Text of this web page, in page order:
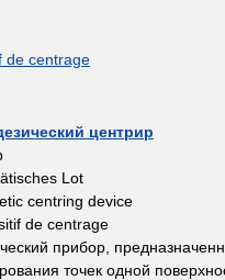
de centrage
центрир
Lot
centring device
de centrage
прибор,
точек одной